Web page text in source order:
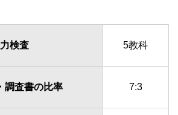
検査 5教科
調査書の比率 7:3